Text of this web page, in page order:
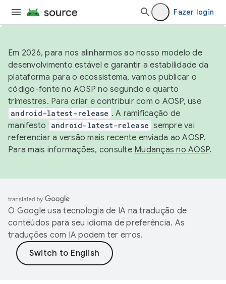
Fazer login
Em 2026, para nos alinharmos ao nosso modelo de
desenvolvimento estável e garantir a estabilidade da
plataforma para o ecossistema, vamos publicar o
código-fonte no AOSP no segundo e quarto
trimestres. Para criar e contribuir com o AOSP, use
android-latest-release . A ramificação de
manifesto
android-latest-release sempre vai
referenciar a versão mais recente enviada ao AOSP.
Para mais informações, consulte Mudanças no AOSP.
O Google usa tecnologia de IA na tradução de
conteúdos para seu idioma de preferência. As
traduções com IA podem ter erros.